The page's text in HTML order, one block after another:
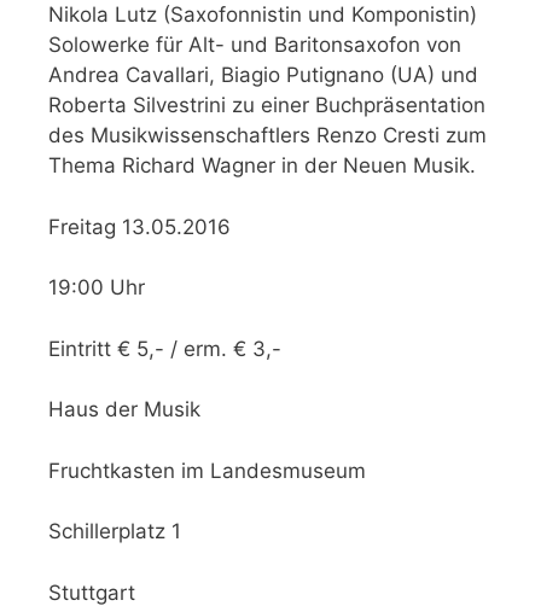
Nikola Lutz (Saxofonnistin und Komponistin)
Solowerke für Alt- und Baritonsaxofon von
Andrea Cavallari, Biagio Putignano (UA) und
Roberta Silvestrini zu einer Buchpräsentation
des Musikwissenschaftlers Renzo Cresti zum
Thema Richard Wagner in der Neuen Musik.
Freitag 13.05.2016
19:00 Uhr
Eintritt € 5,- / erm. € 3,-
Haus der Musik
Fruchtkasten im Landesmuseum
Schillerplatz 1
Stuttgart